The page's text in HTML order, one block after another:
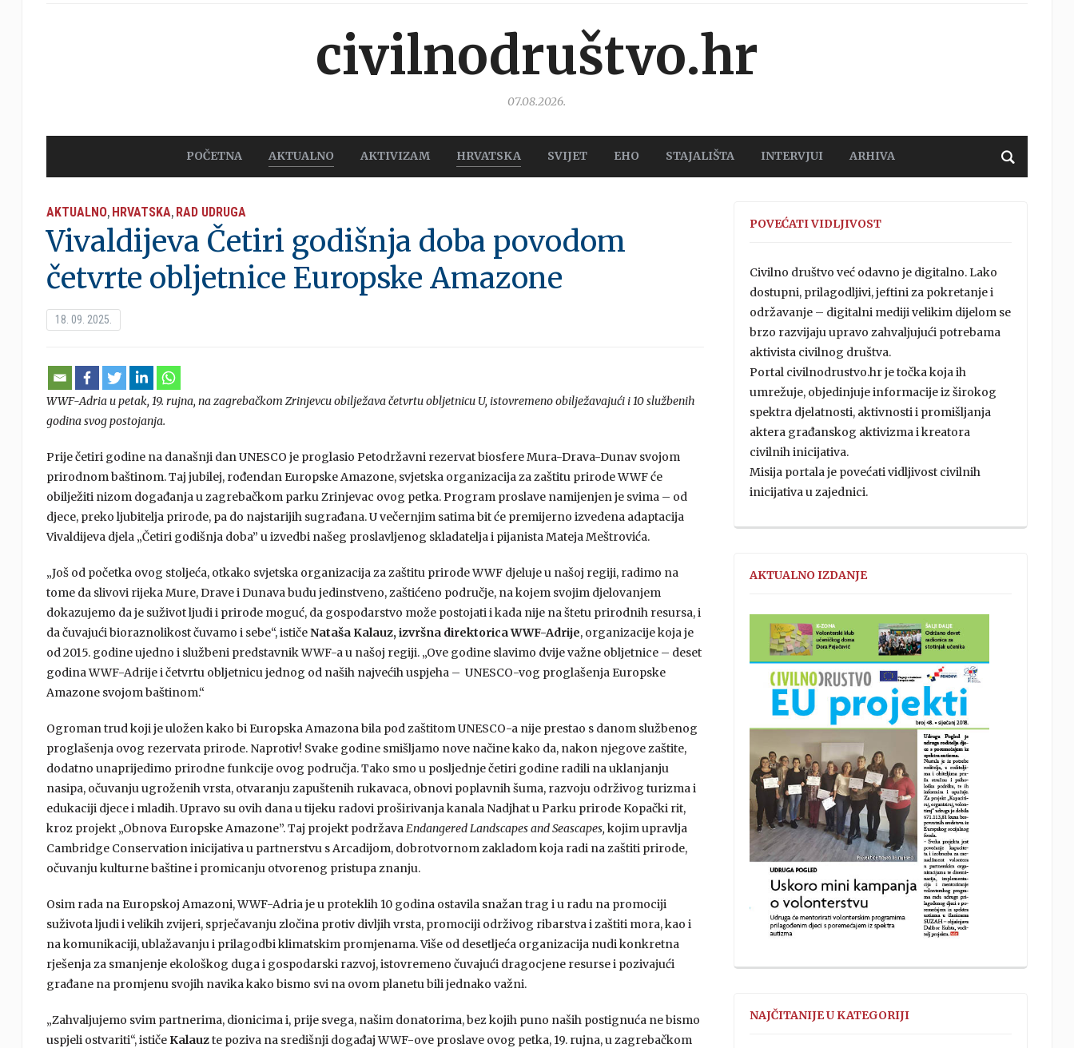
civilnodruštvo.hr
07.08.2026.
POČETNA AKTUALNO AKTIVIZAM HRVATSKA SVIJET EHO STAJALIŠTA INTERVJUI ARHIVA
AKTUALNO, HRVATSKA, RAD UDRUGA
Vivaldijeva Četiri godišnja doba povodom
četvrte obljetnice Europske Amazone
18. 09. 2025.
WWF-Adria u petak, 19. rujna, na zagrebačkom Zrinjevcu obilježava četvrtu obljetnicu U, istovremeno obilježavajući i 10 službenih
godina svog postojanja.
Prije četiri godine na današnji dan UNESCO je proglasio Petodržavni rezervat biosfere Mura-Drava-Dunav svojom
prirodnom baštinom. Taj jubilej, rođendan Europske Amazone, svjetska organizacija za zaštitu prirode WWF će
obilježiti nizom događanja u zagrebačkom parku Zrinjevac ovog petka. Program proslave namijenjen je svima – od
djece, preko ljubitelja prirode, pa do najstarijih sugrađana. U večernjim satima bit će premijerno izvedena adaptacija
Vivaldijeva djela „Četiri godišnja doba” u izvedbi našeg proslavljenog skladatelja i pijanista Mateja Meštrovića.
„Još od početka ovog stoljeća, otkako svjetska organizacija za zaštitu prirode WWF djeluje u našoj regiji, radimo na
tome da slivovi rijeka Mure, Drave i Dunava budu jedinstveno, zaštićeno područje, na kojem svojim djelovanjem
dokazujemo da je suživot ljudi i prirode moguć, da gospodarstvo može postojati i kada nije na štetu prirodnih resursa, i
da čuvajući bioraznolikost čuvamo i sebe“, ističeNataša Kalauz, izvršna direktorica WWF-Adrije, organizacije koja je
od 2015. godine ujedno i službeni predstavnik WWF-a u našoj regiji. „Ove godine slavimo dvije važne obljetnice – deset
godina WWF-Adrije i četvrtu obljetnicu jednog od naših najvećih uspjeha – UNESCO-vog proglašenja Europske
Amazone svojom baštinom.“
Ogroman trud koji je uložen kako bi Europska Amazona bila pod zaštitom UNESCO-a nije prestao s danom službenog
proglašenja ovog rezervata prirode. Naprotiv! Svake godine smišljamo nove načine kako da, nakon njegove zaštite,
dodatno unaprijedimo prirodne funkcije ovog područja. Tako smo u posljednje četiri godine radili na uklanjanju
nasipa, očuvanju ugroženih vrsta, otvaranju zapuštenih rukavaca, obnovi poplavnih šuma, razvoju održivog turizma i
edukaciji djece i mladih. Upravo su ovih dana u tijeku radovi proširivanja kanala Nadjhat u Parku prirode Kopački rit,
kroz projekt „Obnova Europske Amazone”. Taj projekt podržavaEndangered Landscapes and Seascapes, kojim upravlja
Cambridge Conservation inicijativa u partnerstvu s Arcadijom, dobrotvornom zakladom koja radi na zaštiti prirode,
očuvanju kulturne baštine i promicanju otvorenog pristupa znanju.
Osim rada na Europskoj Amazoni, WWF-Adria je u proteklih 10 godina ostavila snažan trag i u radu na promociji
suživota ljudi i velikih zvijeri, sprječavanju zločina protiv divljih vrsta, promociji održivog ribarstva i zaštiti mora, kao i
na komunikaciji, ublažavanju i prilagodbi klimatskim promjenama. Više od desetljeća organizacija nudi konkretna
rješenja za smanjenje ekološkog duga i gospodarski razvoj, istovremeno čuvajući dragocjene resurse i pozivajući
građane na promjenu svojih navika kako bismo svi na ovom planetu bili jednako važni.
„Zahvaljujemo svim partnerima, dionicima i, prije svega, našim donatorima, bez kojih puno naših postignuća ne bismo
uspjeli ostvariti“, ističe Kalauzte poziva na središnji događaj WWF-ove proslave ovog petka, 19. rujna, u zagrebačkom
POVEĆATI VIDLJIVOST
Civilno društvo već odavno je digitalno. Lako
dostupni, prilagodljivi, jeftini za pokretanje i
održavanje – digitalni mediji velikim dijelom se
brzo razvijaju upravo zahvaljujući potrebama
aktivista civilnog društva.
Portal civilnodrustvo.hr je točka koja ih
umrežuje, objedinjuje informacije iz širokog
spektra djelatnosti, aktivnosti i promišljanja
aktera građanskog aktivizma i kreatora
civilnih inicijativa.
Misija portala je povećati vidljivost civilnih
inicijativa u zajednici.
AKTUALNO IZDANJE
NAJČITANIJE U KATEGORIJI